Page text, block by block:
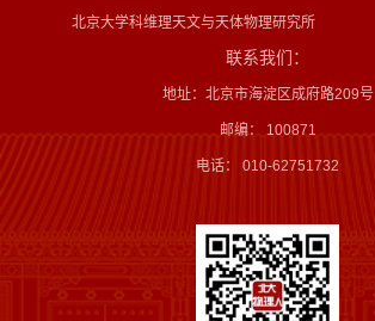
北京大学科维理天文与天体物理研究所
联系我们：
地址：北京市海淀区成府路209号
邮编： 100871
电话： 010-62751732